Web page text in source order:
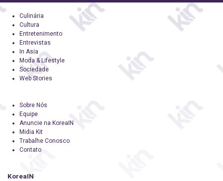
Culinária
Cultura
Entretenimento
Entrevistas
In Asia
Moda & Lifestyle
Sociedade
Web Stories
Sobre Nós
Equipe
Anuncie na KoreaIN
Midia Kit
Trabalhe Conosco
Contato
KoreaIN